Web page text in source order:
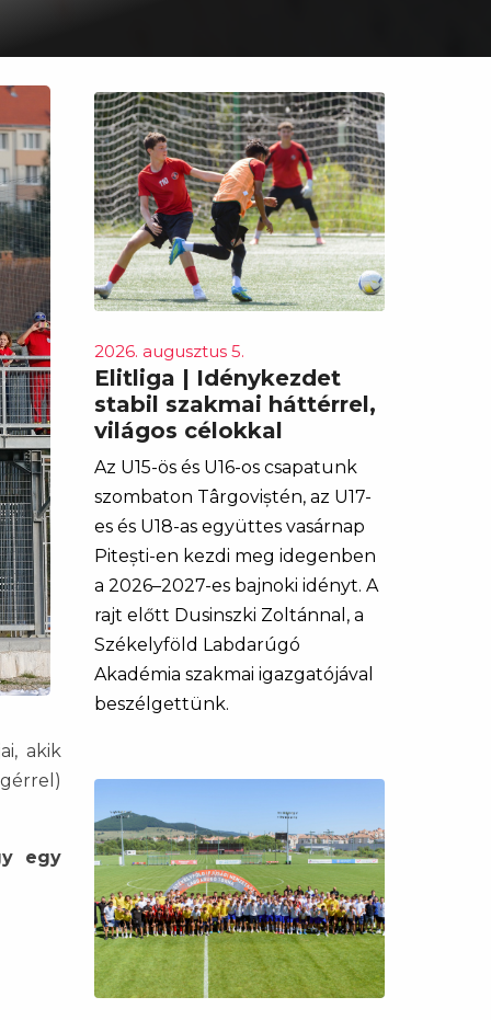
akik
egy
2026. augusztus 5.
Elitliga | Idénykezdet
stabil szakmai háttérrel,
világos célokkal
Az U15-ös és U16-os csapatunk
szombaton Târgoviștén, az U17-
es és U18-as együttes vasárnap
Pitești-en kezdi meg idegenben
a 2026–2027-es bajnoki idényt. A
rajt előtt Dusinszki Zoltánnal, a
Székelyföld Labdarúgó
Akadémia szakmai igazgatójával
beszélgettünk.